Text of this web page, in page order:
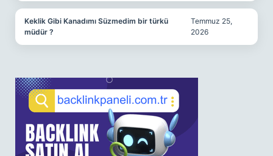
Keklik Gibi Kanadımı Süzmedim bir türkü
müdür ?
Temmuz 25,
2026